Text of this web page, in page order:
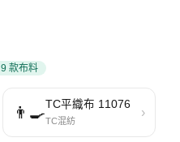
9 款布料
👨‍🍳TC平織布 11076
TC混紡
›